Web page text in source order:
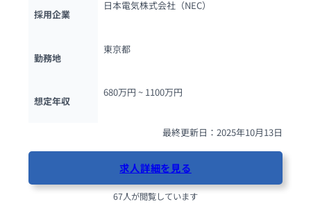
採用企業
日本電気株式会社（NEC）
勤務地
東京都
想定年収
680万円 ~ 1100万円
最終更新日：2025年10月13日
求人詳細を見る
67人が閲覧しています